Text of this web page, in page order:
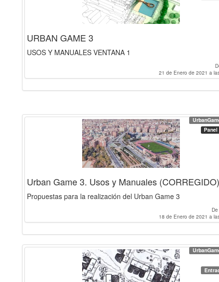
URBAN GAME 3
USOS Y MANUALES VENTANA 1
21 de Enero de 2021 a
Panel
Urban Game 3. Usos y Manuales (CORREGIDO)
Propuestas para la realización del Urban Game 3
De
18 de Enero de 2021 a